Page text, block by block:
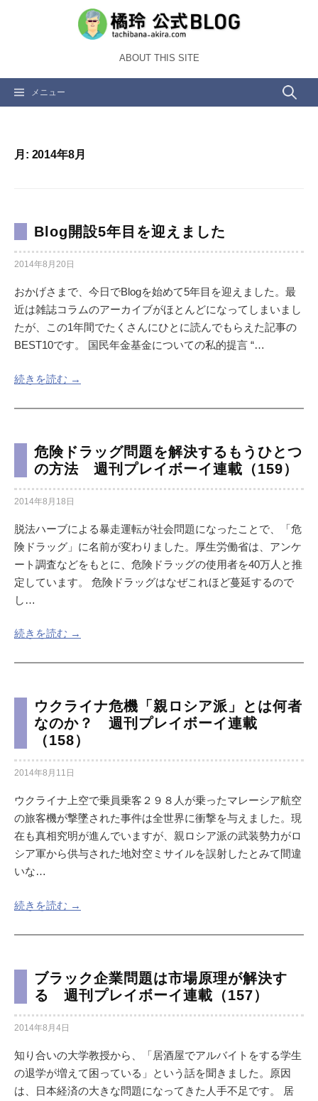
ツ
ABOUT THIS SITE
メニュー 検
月: 2014年8月
Blog開設5年目を迎えました
2014年8月20日
おかげさまで、今日でBlogを始めて5年目を迎えました。最
近は雑誌コラムのアーカイブがほとんどになってしまいまし
たが、この1年間でたくさんにひとに読んでもらえた記事の
BEST10です。 国民年金基金についての私的提言 “…
続きを読む →
危険ドラッグ問題を解決するもうひとつ
の方法 週刊プレイボーイ連載（159）
2014年8月18日
脱法ハーブによる暴走運転が社会問題になったことで、「危
険ドラッグ」に名前が変わりました。厚生労働省は、アンケ
ート調査などをもとに、危険ドラッグの使用者を40万人と推
定しています。 危険ドラッグはなぜこれほど蔓延するので
し…
続きを読む →
ウクライナ危機「親ロシア派」とは何者
なのか？ 週刊プレイボーイ連載
（158）
2014年8月11日
ウクライナ上空で乗員乗客２９８人が乗ったマレーシア航空
の旅客機が撃墜された事件は全世界に衝撃を与えました。現
在も真相究明が進んでいますが、親ロシア派の武装勢力がロ
シア軍から供与された地対空ミサイルを誤射したとみて間違
いな…
続きを読む →
ブラック企業問題は市場原理が解決す
る 週刊プレイボーイ連載（157）
2014年8月4日
知り合いの大学教授から、「居酒屋でアルバイトをする学生
の退学が増えて困っている」という話を聞きました。原因
は、日本経済の大きな問題になってきた人手不足です。 居